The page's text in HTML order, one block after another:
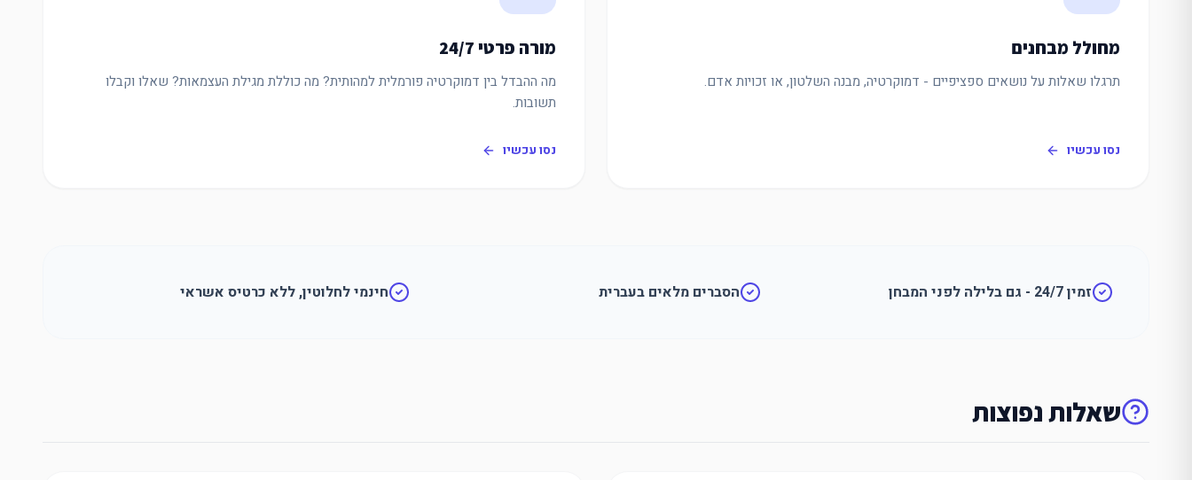
מחולל מבחנים
תרגלו שאלות על נושאים ספציפיים - דמוקרטיה, מבנה השלטון, או זכויות אדם.
נסו עכשיו
מורה פרטי 24/7
מה ההבדל בין דמוקרטיה פורמלית למהותית? מה כוללת מגילת העצמאות? שאלו וקבלו
תשובות.
נסו עכשיו
זמין 24/7 - גם בלילה לפני המבחן הסברים מלאים בעברית חינמי לחלוטין, ללא כרטיס אשראי
שאלות נפוצות